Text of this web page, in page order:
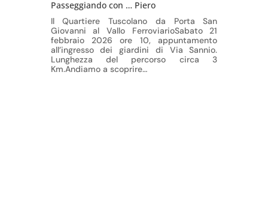
Passeggiando con … Piero
Il Quartiere Tuscolano da Porta San
Giovanni al Vallo FerroviarioSabato 21
febbraio 2026 ore 10, appuntamento
all’ingresso dei giardini di Via Sannio.
Lunghezza del percorso circa 3
Km.Andiamo a scoprire…